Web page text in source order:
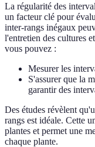
La régularité des
un facteur clé pour
inter-rangs inégaux
l'entretien des cultures
vous pouvez :
Mesurer les
S'assurer que la
garantir des
Des études révèlent
rangs est idéale. Cette
plantes et permet une
chaque plante.